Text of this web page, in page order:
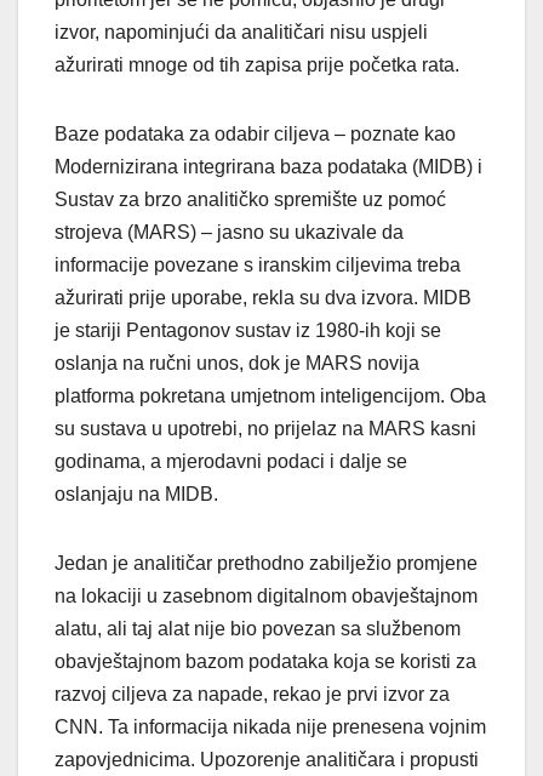
izvor, napominjući da analitičari nisu uspjeli
ažurirati mnoge od tih zapisa prije početka rata.
Baze podataka za odabir ciljeva – poznate kao
Modernizirana integrirana baza podataka (MIDB) i
Sustav za brzo analitičko spremište uz pomoć
strojeva (MARS) – jasno su ukazivale da
informacije povezane s iranskim ciljevima treba
ažurirati prije uporabe, rekla su dva izvora. MIDB
je stariji Pentagonov sustav iz 1980-ih koji se
oslanja na ručni unos, dok je MARS novija
platforma pokretana umjetnom inteligencijom. Oba
su sustava u upotrebi, no prijelaz na MARS kasni
godinama, a mjerodavni podaci i dalje se
oslanjaju na MIDB.
Jedan je analitičar prethodno zabilježio promjene
na lokaciji u zasebnom digitalnom obavještajnom
alatu, ali taj alat nije bio povezan sa službenom
obavještajnom bazom podataka koja se koristi za
razvoj ciljeva za napade, rekao je prvi izvor za
CNN. Ta informacija nikada nije prenesena vojnim
zapovjednicima. Upozorenje analitičara i propusti